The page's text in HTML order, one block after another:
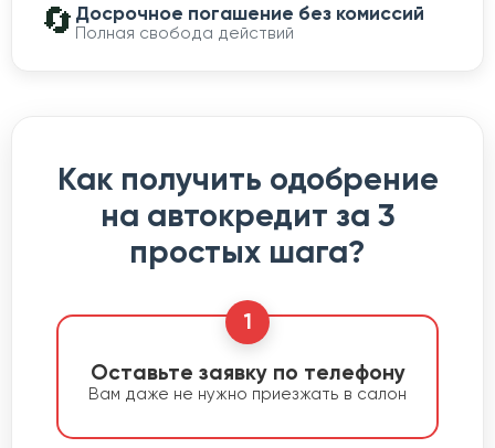
🔄 Досрочное погашение без комиссий
Полная свобода действий
Как получить одобрение
на автокредит за 3
простых шага?
1
Оставьте заявку по телефону
Вам даже не нужно приезжать в салон